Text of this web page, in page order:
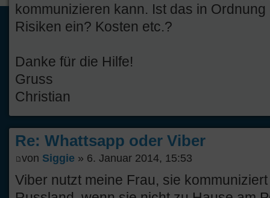
kommunizieren kann. Ist das in
Risiken ein? Kosten etc.?
Danke für die Hilfe!
Gruss
Christian
Re: Whattsapp oder Viber
von Siggie » 6. Januar 2014, 15:53
Viber nutzt meine Frau, sie